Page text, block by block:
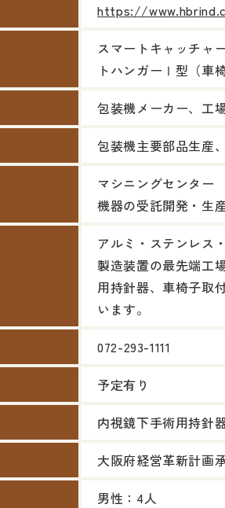
https://
スマートキャッチャ
トハンガーⅠ型（車
包装機メーカー、工
包装機主要部品生産
マシニングセンタ
機器の受託開発・生
アルミ・ステンレス
製造装置の最先端工
用持針器、車椅子取
います。
072-293-1111
予定有り
内視鏡下手術用持針
大阪府経営革新計画
男性：4人